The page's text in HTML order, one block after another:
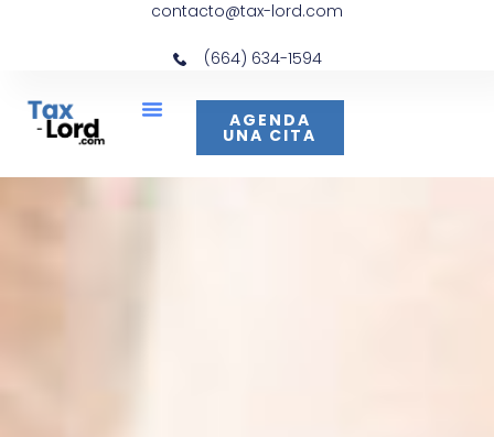
contacto@tax-lord.com
(664) 634-1594
AGENDA
UNA CITA